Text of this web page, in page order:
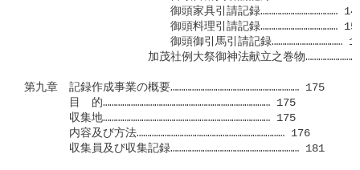
御頭家具引請記録………………………………
御頭料理引請記録………………………………
御頭御引馬引請記録……………………………
加茂社例大祭御神法献立之巻物……………………
第九章　記録作成事業の概要…………………………………………………… 175
目　的…………………………………………………………………… 175
収集地…………………………………………………………………… 175
内容及び方法…………………………………………………………… 176
収集員及び収集記録…………………………………………………… 181